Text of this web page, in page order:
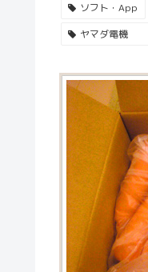
ソフト・App
ヤマダ電機